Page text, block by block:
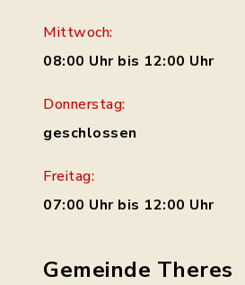
Mittwoch:
08:00 Uhr bis 12:00 Uhr
Donnerstag:
geschlossen
Freitag:
07:00 Uhr bis 12:00 Uhr
Gemeinde Theres